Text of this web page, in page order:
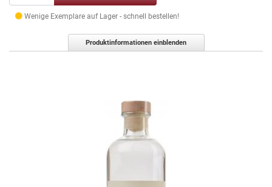
Wenige Exemplare auf Lager - schnell bestellen!
Produktinformationen einblenden